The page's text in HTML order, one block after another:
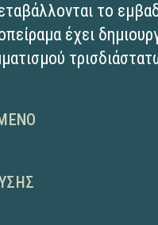
το
έχει